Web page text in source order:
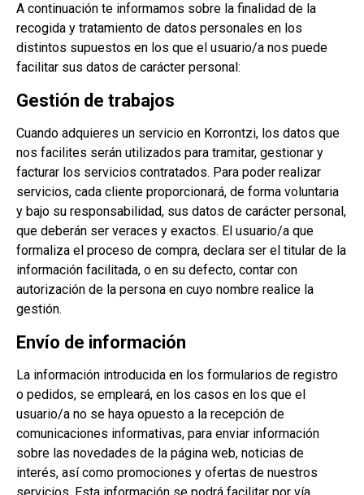
A continuación te informamos sobre la finalidad de la
recogida y tratamiento de datos personales en los
distintos supuestos en los que el usuario/a nos puede
facilitar sus datos de carácter personal:
Gestión de trabajos
Cuando adquieres un servicio en Korrontzi, los datos que
nos facilites serán utilizados para tramitar, gestionar y
facturar los servicios contratados. Para poder realizar
servicios, cada cliente proporcionará, de forma voluntaria
y bajo su responsabilidad, sus datos de carácter personal,
que deberán ser veraces y exactos. El usuario/a que
formaliza el proceso de compra, declara ser el titular de la
información facilitada, o en su defecto, contar con
autorización de la persona en cuyo nombre realice la
gestión.
Envío de información
La información introducida en los formularios de registro
o pedidos, se empleará, en los casos en los que el
usuario/a no se haya opuesto a la recepción de
comunicaciones informativas, para enviar información
sobre las novedades de la página web, noticias de
interés, así como promociones y ofertas de nuestros